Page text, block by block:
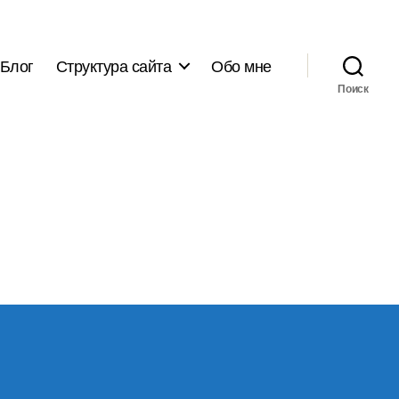
Блог Структура сайта Обо мне
Поиск